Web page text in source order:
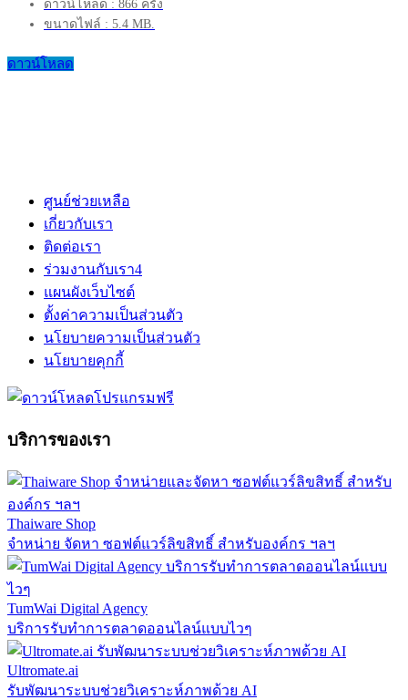
ดาวน์โหลด : 866 ครั้ง
ขนาดไฟล์ : 5.4 MB.
ดาวน์โหลด
ศูนย์ช่วยเหลือ
เกี่ยวกับเรา
ติดต่อเรา
ร่วมงานกับเรา4
แผนผังเว็บไซต์
ตั้งค่าความเป็นส่วนตัว
นโยบายความเป็นส่วนตัว
นโยบายคุกกี้
บริการของเรา
Thaiware Shop
จำหน่าย จัดหา ซอฟต์แวร์ลิขสิทธิ์ สำหรับองค์กร ฯลฯ
TumWai Digital Agency
บริการรับทำการตลาดออนไลน์แบบไวๆ
Ultromate.ai
รับพัฒนาระบบช่วยวิเคราะห์ภาพด้วย AI